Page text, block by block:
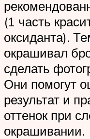
(1 часть
оксиданта).
окрашивал
сделать
Они помогут
результат и
оттенок при
окрашивании.